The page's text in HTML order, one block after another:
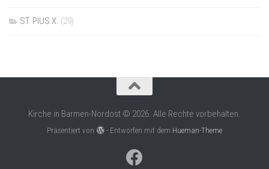
ST. PIUS X. (29)
Kirche in Barmen-Nordost © 2026. Alle Rechte vorbehalten.
Präsentiert von - Entworfen mit dem Hueman-Theme